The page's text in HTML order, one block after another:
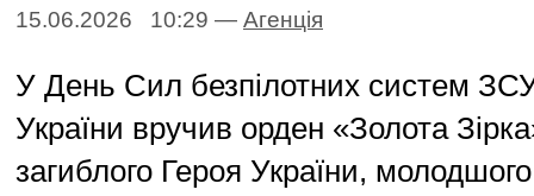
15.06.2026 10:29 — Агенцiя
У День Сил безпілотних систем
України вручив орден «Золота
загиблого Героя України,